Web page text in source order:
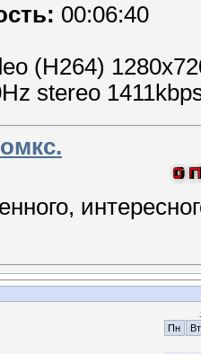
00:06:40
(H264)
stereo
Пн
Вт